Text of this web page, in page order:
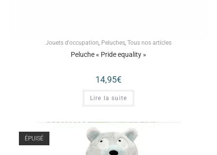
Jouets d'occupation, Peluches, Tous nos articles
Peluche « Pride equality »
14,95€
Lire la suite
ÉPUISÉ